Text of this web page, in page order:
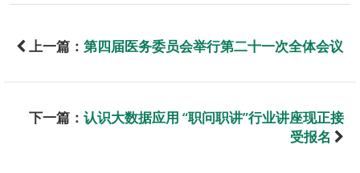
上一篇： 第四届医务委员会举行第二十一次全体会议
下一篇： 认识大数据应用 “职问职讲”行业讲座现正接
受报名